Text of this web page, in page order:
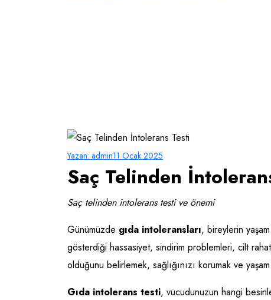
Yazan: admin11 Ocak 2025
Saç Telinden
Saç telinden intolerans testi ve önemi
Günümüzde gıda intoleransları, bireylerin
gösterdiği hassasiyet, sindirim problemleri, cilt
olduğunu belirlemek, sağlığınızı korumak ve
Gıda intolerans testi, vücudunuzun hangi